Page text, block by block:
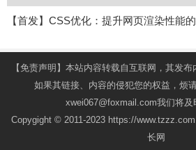
【首发】CSS优化：提升网页渲染性能
【免责声明】本站内容转载自互联网，其发
如果其链接、内容的侵犯您的权益，烦
xwei067@foxmail.com我们将及
Copygight © 2011-2023 https://
长网